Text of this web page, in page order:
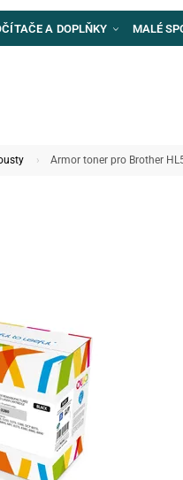
A DOPLŇKY MALÉ
Armor toner pro Brother